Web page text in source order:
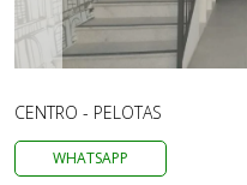
CENTRO - PELOTAS
WHATSAPP